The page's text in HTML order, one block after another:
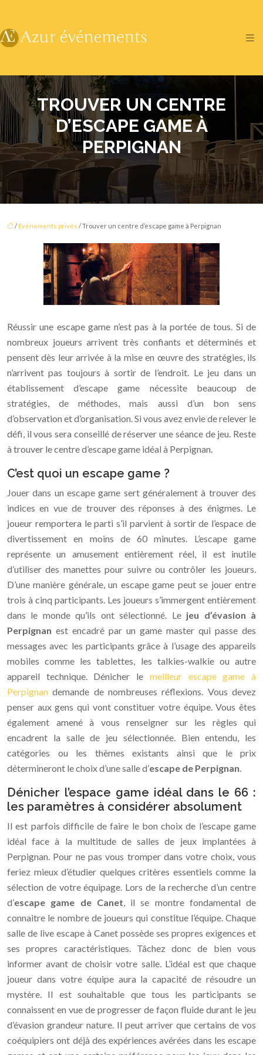
TROUVER UN CENTRE
D’ESCAPE GAME À
PERPIGNAN
/ Evènements privés / Trouver un centre d’escape game à Perpignan
Réussir une escape game n’est pas à la portée de tous. Si de
nombreux joueurs arrivent très confiants et déterminés et
pensent dès leur arrivée à la mise en œuvre des stratégies, ils
n’arrivent pas toujours à sortir de l’endroit. Le jeu dans un
établissement d’escape game nécessite beaucoup de
stratégies, de méthodes, mais aussi d’un bon sens
d’observation et d’organisation. Si vous avez envie de relever le
défi, il vous sera conseillé de réserver une séance de jeu. Reste
à trouver le centre d’escape game idéal à Perpignan.
C’est quoi un escape game ?
Jouer dans un escape game sert généralement à trouver des
indices en vue de trouver des réponses à des énigmes. Le
joueur remportera le parti s’il parvient à sortir de l’espace de
divertissement en moins de 60 minutes. L’escape game
représente un amusement entièrement réel, il est inutile
d’utiliser des manettes pour suivre ou contrôler les joueurs.
D’une manière générale, un escape game peut se jouer entre
trois à cinq participants. Les joueurs s’immergent entièrement
dans le monde qu’ils ont sélectionné. Le jeu d’évasion à
Perpignan est encadré par un game master qui passe des
messages avec les participants grâce à l’usage des appareils
mobiles comme les tablettes, les talkies-walkie ou autre
appareil technique. Dénicher le meilleur escape game à
Perpignan demande de nombreuses réflexions. Vous devez
penser aux gens qui vont constituer votre équipe. Vous êtes
également amené à vous renseigner sur les règles qui
encadrent la salle de jeu sélectionnée. Bien entendu, les
catégories ou les thèmes existants ainsi que le prix
détermineront le choix d’une salle d’escape de Perpignan.
Dénicher l’espace game idéal dans le 66 :
les paramètres à considérer absolument
Il est parfois difficile de faire le bon choix de l’escape game
idéal face à la multitude de salles de jeux implantées à
Perpignan. Pour ne pas vous tromper dans votre choix, vous
feriez mieux d’étudier quelques critères essentiels comme la
sélection de votre équipage. Lors de la recherche d’un centre
d’escape game de Canet, il se montre fondamental de
connaitre le nombre de joueurs qui constitue l’équipe. Chaque
salle de live escape à Canet possède ses propres exigences et
ses propres caractéristiques. Tâchez donc de bien vous
informer avant de choisir votre salle. L’idéal est que chaque
joueur dans votre équipe aura la capacité de résoudre un
mystère. Il est souhaitable que tous les participants se
connaissent en vue de progresser de façon fluide durant le jeu
d’évasion grandeur nature. Il peut arriver que certains de vos
coéquipiers ont déjà des expériences avérées dans les escape